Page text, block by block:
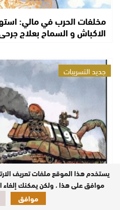
مخلفات الحرب في مالي:
الاكباش و السماح بعلاج
جديد التسريبات
الجيش الجزائري يتعرى أمام
بسبب عرضه لدبابات من نوع…
يستخدم هذا الموقع ملفات تعريف
موافق على هذا ، ولكن يمكنك
موافق